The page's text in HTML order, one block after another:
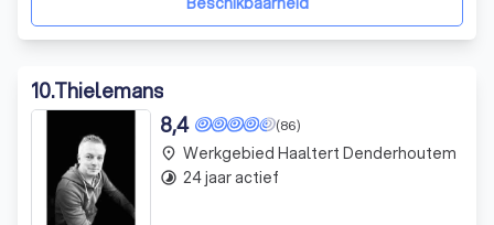
10.Thielemans
(86)
8,4
place Werkgebied Haaltert Denderhoutem
timelapse 24 jaar actief